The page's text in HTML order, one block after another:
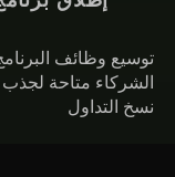
توسيع وظائف
نسخ التداول